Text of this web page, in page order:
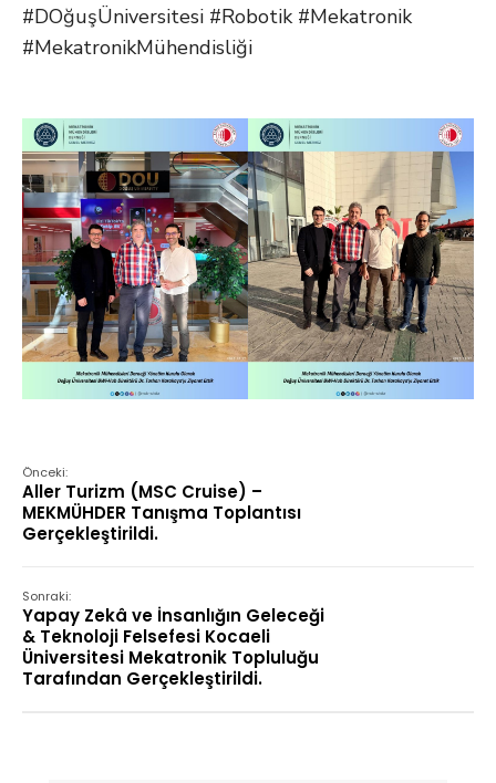
#DOğuşÜniversitesi #Robotik #Mekatronik
#MekatronikMühendisliği
Önceki:
Aller Turizm (MSC Cruise) –
MEKMÜHDER Tanışma Toplantısı
Gerçekleştirildi.
Sonraki:
Yapay Zekâ ve İnsanlığın Geleceği
& Teknoloji Felsefesi Kocaeli
Üniversitesi Mekatronik Topluluğu
Tarafından Gerçekleştirildi.